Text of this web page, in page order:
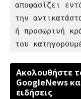
αποφασίζει
την
ή προσωρινή
του
Ακολουθήστε
GoogleNews
ειδήσεις